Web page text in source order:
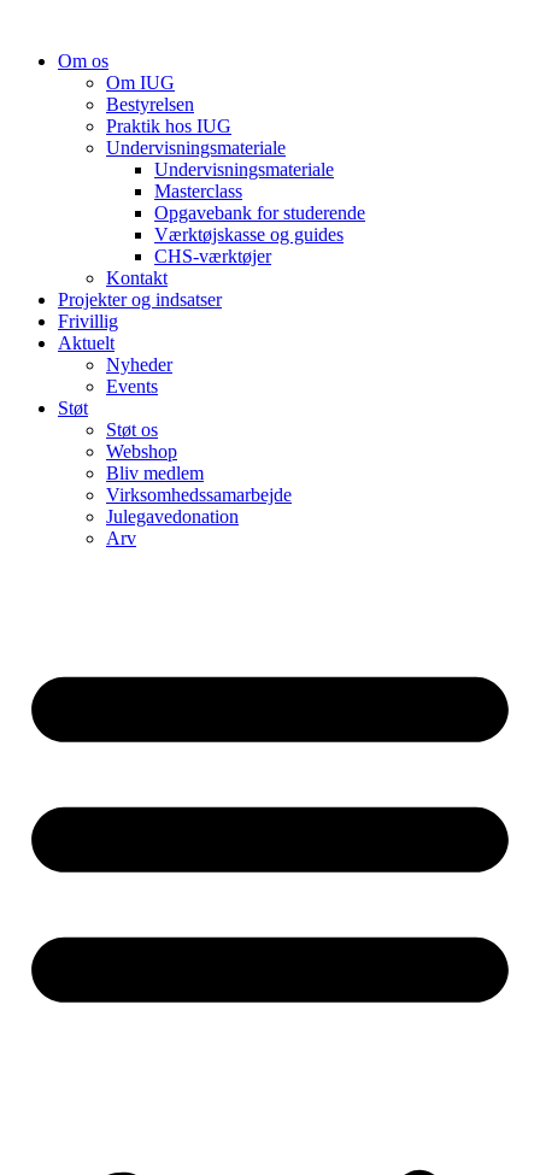
indholdOm os
Om IUG
Bestyrelsen
Praktik hos IUG
Undervisningsmateriale
Undervisningsmateriale
Masterclass
Opgavebank for studerende
Værktøjskasse og guides
CHS-værktøjer
Kontakt
Projekter og indsatser
Frivillig
Aktuelt
Nyheder
Events
Støt
Støt os
Webshop
Bliv medlem
Virksomhedssamarbejde
Julegavedonation
Arv